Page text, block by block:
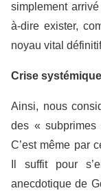
simplement
à-dire exister,
noyau vital
Crise
Ainsi, nous
des «
C’est même par
Il suffit pour
anecdotique de